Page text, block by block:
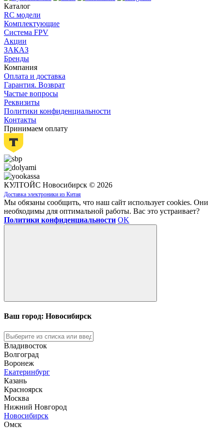
Каталог
RC модели
Комплектующие
Система FPV
Акции
ЗАКАЗ
Бренды
Компания
Оплата и доставка
Гарантия. Возврат
Частые вопросы
Реквизиты
Политики конфиденциальности
Контакты
Принимаем оплату
КУЛТОЙС Новосибирск © 2026
Доставка электроники из Китая
Мы обязаны сообщить, что наш сайт использует cookies. Они
необходимы для оптимальной работы. Вас это устраивает?
Политики конфиденциальности OK
Ваш город: Новосибирск
Владивосток
Волгоград
Воронеж
Екатеринбург
Казань
Красноярск
Москва
Нижний Новгород
Новосибирск
Омск